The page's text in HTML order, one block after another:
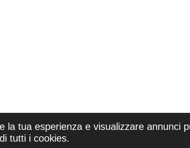
la tua esperienza e visualizzare annunci
tutti i cookies.